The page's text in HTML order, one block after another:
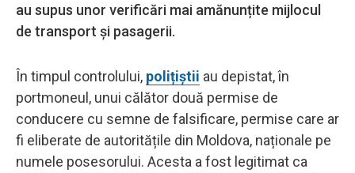
au supus unor verificări mai amănunțite mijlocul
de transport și pasagerii.
În timpul controlului, polițiștii au depistat, în
portmoneul, unui călător două permise de
conducere cu semne de falsificare, permise care ar
fi eliberate de autoritățile din Moldova, naționale pe
numele posesorului. Acesta a fost legitimat ca